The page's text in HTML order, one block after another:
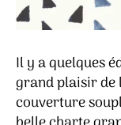
Il y a quelques
grand plaisir de
couverture